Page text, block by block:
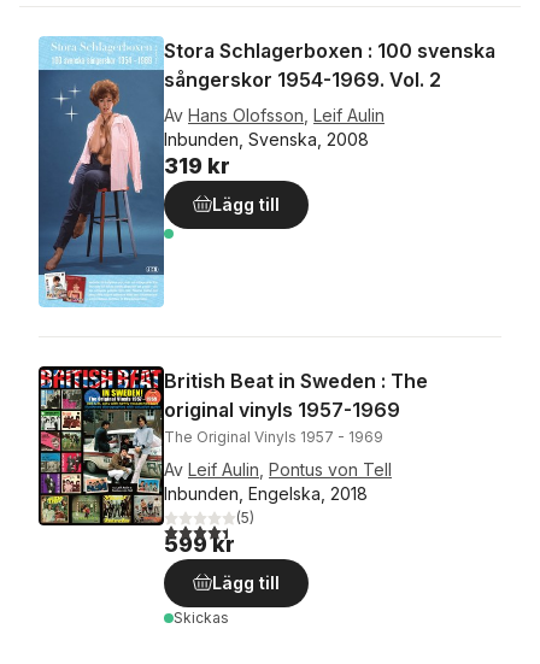
Stora Schlagerboxen : 100 svenska
sångerskor 1954-1969. Vol. 2
Av Hans Olofsson Leif Aulin
Inbunden, Svenska, 2008
319 kr
Lägg till
British Beat in Sweden : The
original vinyls 1957-1969
The Original Vinyls 1957 - 1969
Av Leif Aulin Pontus von Tell
Inbunden, Engelska, 2018
4,4utav 5 stjärnor. Totalt antal röster:
(5)
599 kr
Lägg till
Skickas